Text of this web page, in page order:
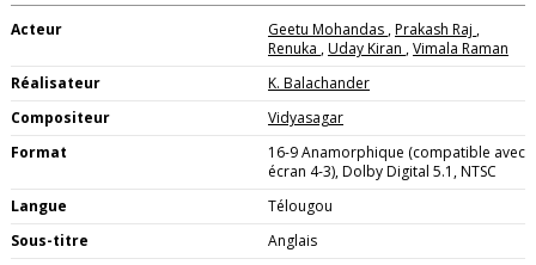
Acteur Geetu Mohandas ,Prakash Raj ,
Renuka ,Uday Kiran ,Vimala Raman
Réalisateur
K. Balachander
Compositeur
Vidyasagar
Format
16-9 Anamorphique (compatible avec
écran 4-3), Dolby Digital 5.1, NTSC
Langue
Télougou
Sous-titre
Anglais